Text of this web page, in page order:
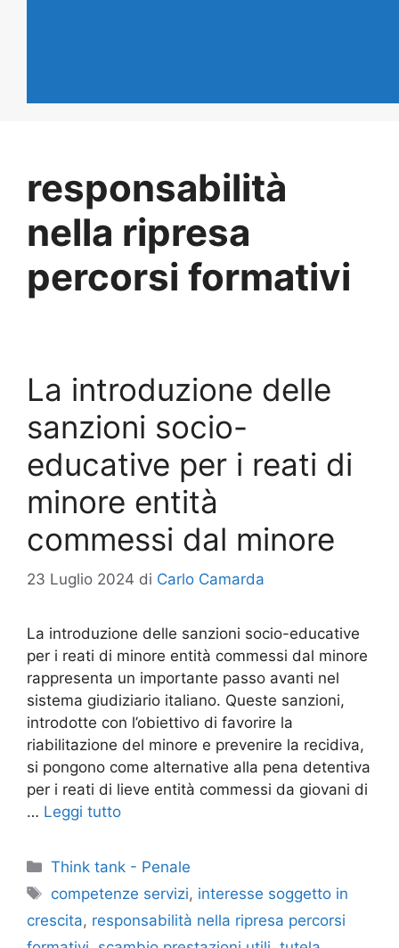
responsabilità
nella ripresa
percorsi formativi
La introduzione delle
sanzioni socio-
educative per i reati di
minore entità
commessi dal minore
23 Luglio 2024 di Carlo Camarda
La introduzione delle sanzioni socio-educative
per i reati di minore entità commessi dal minore
rappresenta un importante passo avanti nel
sistema giudiziario italiano. Queste sanzioni,
introdotte con l’obiettivo di favorire la
riabilitazione del minore e prevenire la recidiva,
si pongono come alternative alla pena detentiva
per i reati di lieve entità commessi da giovani di
… Leggi tutto
Categorie
Think tank - Penale
Tag
competenze servizi, interesse soggetto in
crescita, responsabilità nella ripresa percorsi